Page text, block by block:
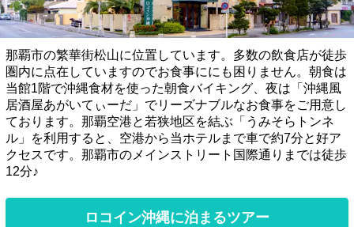
那覇市の繁華街松山に位置しています。多数の飲食店が徒歩
圏内に点在していますのでお食事ににも困りません。朝食は
当館1階で沖縄食材を使った朝食バイキング、夜は「沖縄風
居酒屋あがいてぃーだ」でリーズナブルなお食事をご用意し
ております。那覇空港と若狭地区を結ぶ「うみそらトンネ
ル」を利用すると、空港から当ホテルまで車で約7分と好ア
クセスです。那覇市のメインストリート国際通りまでは徒歩
12分♪
ロコイン沖縄に泊まるツアー